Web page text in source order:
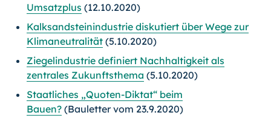
Umsatzplus (12.10.2020)
Kalksandsteinindustrie diskutiert über Wege zur
Klimaneutralität (5.10.2020)
Ziegelindustrie definiert Nachhaltigkeit als
zentrales Zukunftsthema (5.10.2020)
Staatliches „Quoten-Diktat“ beim
Bauen? (Bauletter vom 23.9.2020)